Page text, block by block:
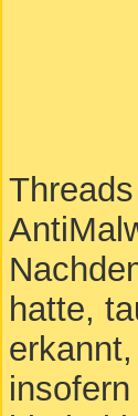
hatte,